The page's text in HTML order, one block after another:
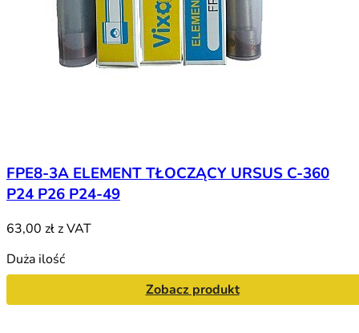
FPE8-3A ELEMENT TŁOCZĄCY URSUS C-360
P24 P26 P24-49
63,00 złz VAT
Duża ilość
Zobacz produkt